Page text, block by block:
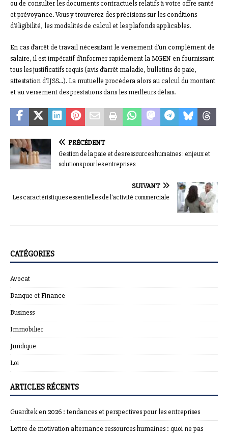
ou de consulter les documents contractuels relatifs à votre offre santé
et prévoyance. Vous y trouverez des précisions sur les conditions
d’éligibilité, les modalités de calcul et les plafonds applicables.
En cas d’arrêt de travail nécessitant le versement d’un complément de
salaire, il est impératif d’informer rapidement la MGEN en fournissant
tous les justificatifs requis (avis d’arrêt maladie, bulletins de paie,
attestation d’IJSS…). La mutuelle procédera alors au calcul du montant
et au versement des prestations dans les meilleurs délais.
PRÉCÉDENT
Gestion de la paie et des ressources humaines : enjeux et
solutions pour les entreprises
SUIVANT
Les caractéristiques essentielles de l’activité commerciale
CATÉGORIES
Avocat
Banque et Finance
Business
Immobilier
Juridique
Loi
ARTICLES RÉCENTS
Guardtek en 2026 : tendances et perspectives pour les entreprises
Lettre de motivation alternance ressources humaines : quoi ne pas